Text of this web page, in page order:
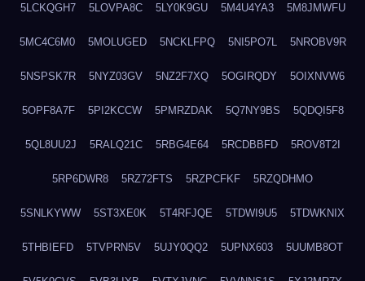
5LCKQGH7 5LOVPA8C 5LY0K9GU 5M4U4YA3 5M8JMWFU
5MC4C6M0 5MOLUGED 5NCKLFPQ 5NI5PO7L 5NROBV9R
5NSPSK7R 5NYZ03GV 5NZ2F7XQ 5OGIRQDY 5OIXNVW6
5OPF8A7F 5PI2KCCW 5PMRZDAK 5Q7NY9BS 5QDQI5F8
5QL8UU2J 5RALQ21C 5RBG4E64 5RCDBBFD 5ROV8T2I
5RP6DWR8 5RZ72FTS 5RZPCFKF 5RZQDHMO
5SNLKYWW 5ST3XE0K 5T4RFJQE 5TDWI9U5 5TDWKNIX
5THBIEFD 5TVPRN5V 5UJY0QQ2 5UPNX603 5UUMB8OT